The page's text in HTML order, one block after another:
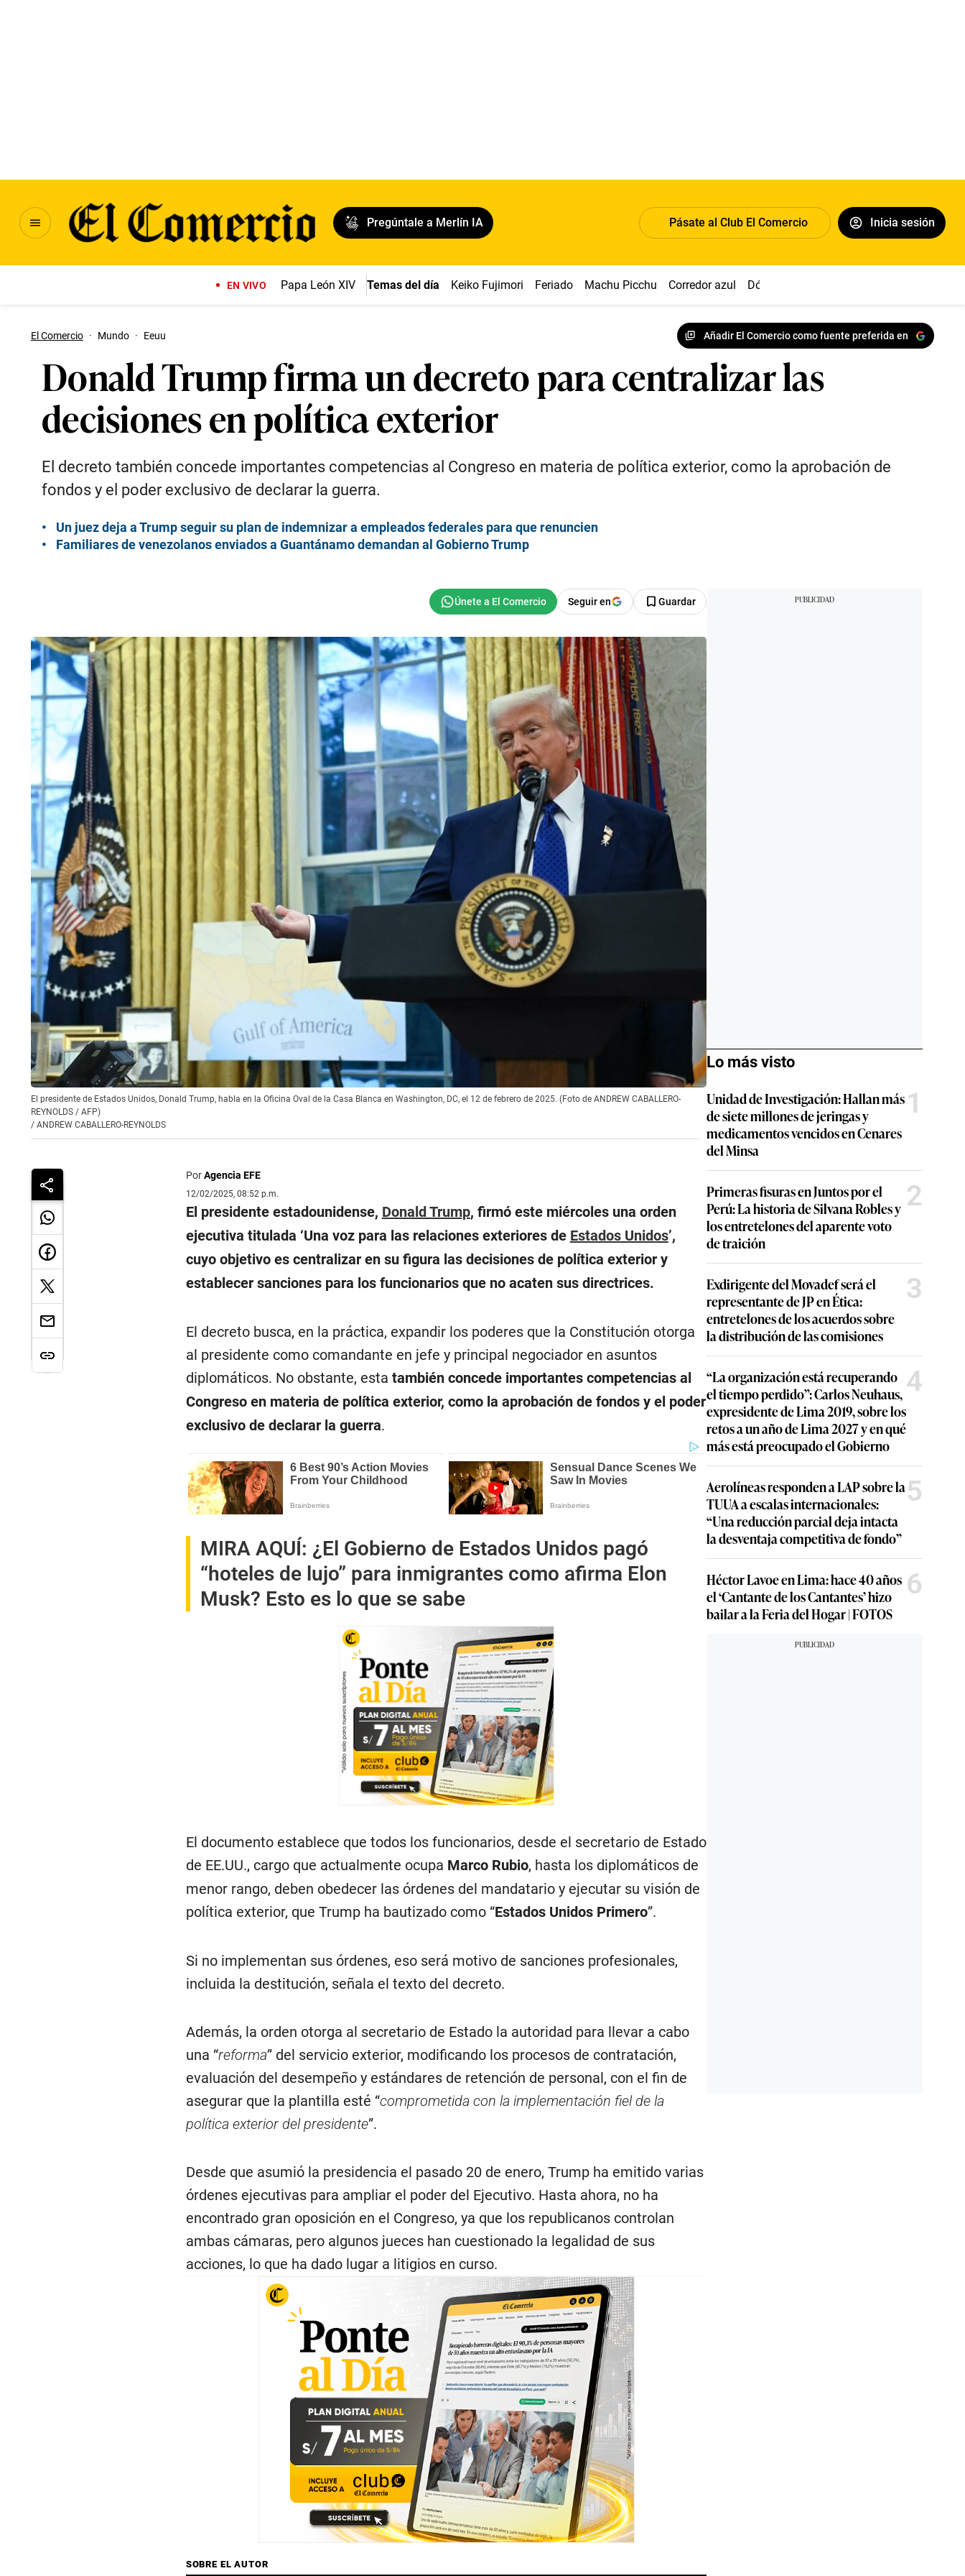
Pregúntale a Merlín IA Pásate al Club El Comercio Inicia sesión
EN VIVO Papa León XIV Temas del día Keiko Fujimori Feriado Machu Picchu Corredor azul Dólar
El Comercio · Mundo · Eeuu Añadir El Comercio como fuente preferida en
Donald Trump firma un decreto para centralizar las
decisiones en política exterior
El decreto también concede importantes competencias al Congreso en materia de política exterior, como la aprobación de
fondos y el poder exclusivo de declarar la guerra.
Un juez deja a Trump seguir su plan de indemnizar a empleados federales para que renuncien
Familiares de venezolanos enviados a Guantánamo demandan al Gobierno Trump
Seguir en Guardar
El presidente de Estados Unidos, Donald Trump, habla en la Oficina Oval de la Casa Blanca en Washington, DC, el 12 de febrero de 2025. (Foto de ANDREW CABALLERO-
REYNOLDS / AFP)
/ ANDREW CABALLERO-REYNOLDS
PorAgencia EFE
12/02/2025, 08:52 p.m.
El presidente estadounidense, Donald Trump, firmó este miércoles una orden
ejecutiva titulada ‘Una voz para las relaciones exteriores de Estados Unidos’,
cuyo objetivo es centralizar en su figura las decisiones de política exterior y
establecer sanciones para los funcionarios que no acaten sus directrices.
El decreto busca, en la práctica, expandir los poderes que la Constitución otorga
al presidente como comandante en jefe y principal negociador en asuntos
diplomáticos. No obstante, esta también concede importantes competencias al
Congreso en materia de política exterior, como la aprobación de fondos y el poder
exclusivo de declarar la guerra.
MIRA AQUÍ: ¿El Gobierno de Estados Unidos pagó
“hoteles de lujo” para inmigrantes como afirma Elon
Musk? Esto es lo que se sabe
El documento establece que todos los funcionarios, desde el secretario de Estado
de EE.UU., cargo que actualmente ocupa Marco Rubio, hasta los diplomáticos de
menor rango, deben obedecer las órdenes del mandatario y ejecutar su visión de
política exterior, que Trump ha bautizado como “Estados Unidos Primero”.
Si no implementan sus órdenes, eso será motivo de sanciones profesionales,
incluida la destitución, señala el texto del decreto.
Además, la orden otorga al secretario de Estado la autoridad para llevar a cabo
una “reforma” del servicio exterior, modificando los procesos de contratación,
evaluación del desempeño y estándares de retención de personal, con el fin de
asegurar que la plantilla esté “comprometida con la implementación fiel de la
política exterior del presidente”.
Desde que asumió la presidencia el pasado 20 de enero, Trump ha emitido varias
órdenes ejecutivas para ampliar el poder del Ejecutivo. Hasta ahora, no ha
encontrado gran oposición en el Congreso, ya que los republicanos controlan
ambas cámaras, pero algunos jueces han cuestionado la legalidad de sus
acciones, lo que ha dado lugar a litigios en curso.
SOBRE EL AUTOR
Lo más visto
Unidad de Investigación: Hallan más
de siete millones de jeringas y
medicamentos vencidos en Cenares
del Minsa
1
Primeras fisuras en Juntos por el
Perú: La historia de Silvana Robles y
los entretelones del aparente voto
de traición
2
Exdirigente del Movadef será el
representante de JP en Ética:
entretelones de los acuerdos sobre
la distribución de las comisiones
3
“La organización está recuperando
el tiempo perdido”: Carlos Neuhaus,
expresidente de Lima 2019, sobre los
retos a un año de Lima 2027 y en qué
más está preocupado el Gobierno
4
Aerolíneas responden a LAP sobre la
TUUA a escalas internacionales:
“Una reducción parcial deja intacta
la desventaja competitiva de fondo”
5
Héctor Lavoe en Lima: hace 40 años
el ‘Cantante de los Cantantes’ hizo
bailar a la Feria del Hogar | FOTOS
6